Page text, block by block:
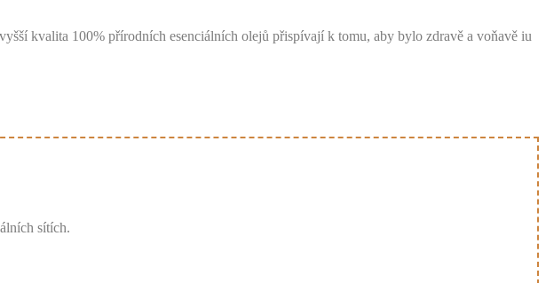
kvalita 100% přírodních esenciálních olejů přispívají k tomu, aby bylo zdravě a voňavě iu
sítích.